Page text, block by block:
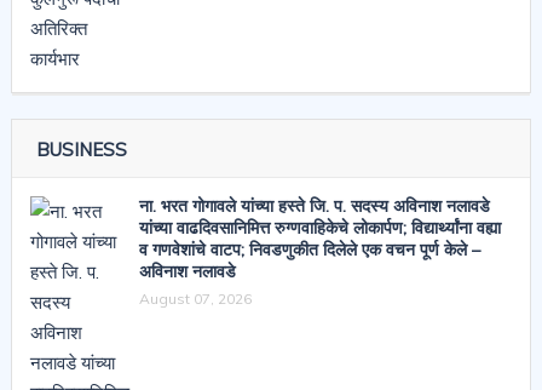
BUSINESS
ना. भरत गोगावले यांच्या हस्ते जि. प. सदस्य अविनाश नलावडे
यांच्या वाढदिवसानिमित्त रुग्णवाहिकेचे लोकार्पण; विद्यार्थ्यांना वह्या
व गणवेशांचे वाटप; निवडणुकीत दिलेले एक वचन पूर्ण केले –
अविनाश नलावडे
August 07, 2026